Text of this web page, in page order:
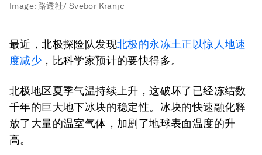
Image: 路透社/ Svebor Kranjc
最近，北极探险队发现北极的永冻土正以惊人地速
度减少 ，比科学家预计的要快得多。
北极地区夏季气温持续上升，这破坏了已经冻结数
千年的巨大地下冰块的稳定性。冰块的快速融化释
放了大量的温室气体，加剧了地球表面温度的升
高。